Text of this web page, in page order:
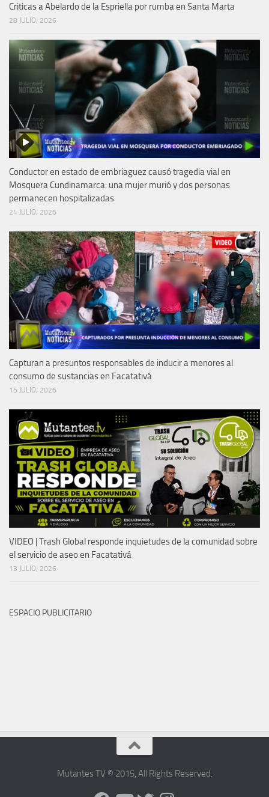
Criticas a Abelardo de la Espriella por rumba en Santa Marta
28 JULIO, 2026
Conductor en estado de embriaguez causó tragedia vial en
Mosquera Cundinamarca: una mujer murió y dos personas
permanecen hospitalizadas
24 JULIO, 2026
Capturan a presuntos responsables de inducir a menores al
consumo de sustancias en Facatativá
15 JULIO, 2026
VIDEO | Trash Global responde inquietudes de la comunidad sobre
el servicio de aseo en Facatativá
13 JULIO, 2026
ESPACIO PUBLICITARIO
Mutantes TV © 2015, All Rights Reserved.